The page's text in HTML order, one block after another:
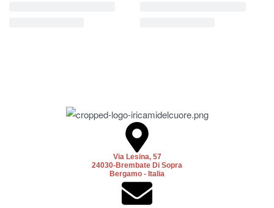
Via Lesina, 57
24030-Brembate Di Sopra
Bergamo - Italia